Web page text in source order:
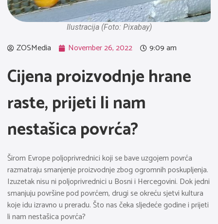
Ilustracija (Foto: Pixabay)
ZOSMedia November 26, 2022 9:09 am
Cijena proizvodnje hrane
raste, prijeti li nam
nestašica povrća?
Širom Evrope poljoprivrednici koji se bave uzgojem povrća
razmatraju smanjenje proizvodnje zbog ogromnih poskupljenja.
Izuzetak nisu ni poljoprivrednici u Bosni i Hercegovini. Dok jedni
smanjuju površine pod povrćem, drugi se okreću sjetvi kultura
koje idu izravno u preradu. Što nas čeka sljedeće godine i prijeti
li nam nestašica povrća?